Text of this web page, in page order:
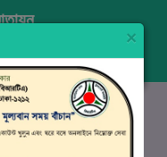
ENGLISH
×